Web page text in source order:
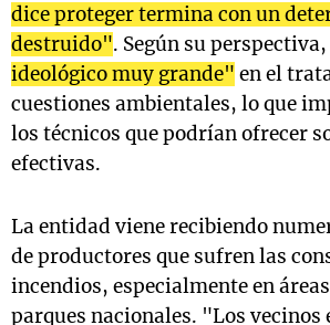
dice proteger termina con un
destruido". Según su perspectiva,
ideológico muy grande" en el
cuestiones ambientales, lo que
los técnicos que podrían ofrecer
efectivas.
La entidad viene recibiendo
de productores que sufren las
incendios, especialmente en
parques nacionales. "Los vecinos